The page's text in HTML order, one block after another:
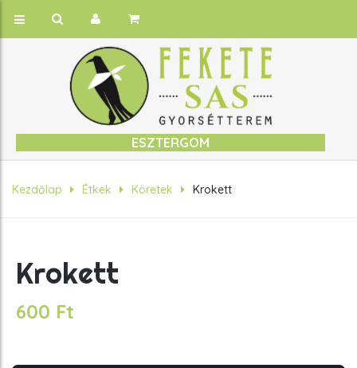
ESZTERGOM
Kezdőlap Étkek Köretek Krokett
Krokett
600 Ft